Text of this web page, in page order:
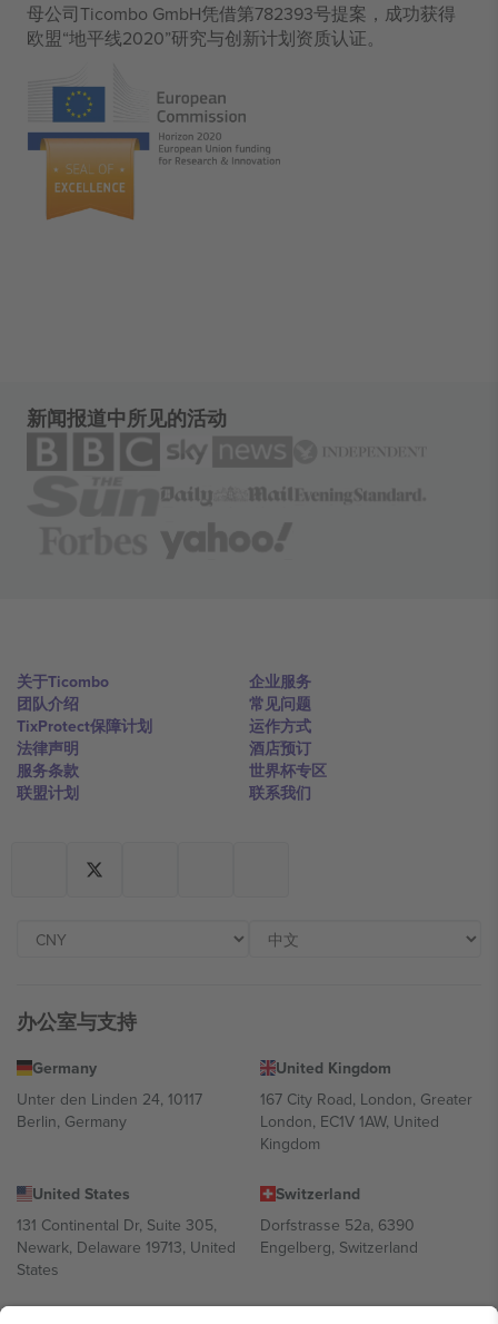
母公司Ticombo GmbH凭借第782393号提案，成功获得
欧盟“地平线2020”研究与创新计划资质认证。
新闻报道中所见的活动
关于Ticombo
团队介绍
TixProtect保障计划
法律声明
服务条款
联盟计划
企业服务
常见问题
运作方式
酒店预订
世界杯专区
联系我们
办公室与支持
Germany
Unter den Linden 24, 10117
Berlin, Germany
United Kingdom
167 City Road, London, Greater
London, EC1V 1AW, United
Kingdom
United States
131 Continental Dr, Suite 305,
Newark, Delaware 19713, United
States
Switzerland
Dorfstrasse 52a, 6390
Engelberg, Switzerland